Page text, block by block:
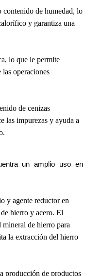
de humedad, lo
y garantiza una
lo que le permite
las operaciones
de cenizas
las impurezas y ayuda a
un amplio uso en
y agente reductor en
hierro y acero. El
de hierro para
la extracción del hierro
producción de productos